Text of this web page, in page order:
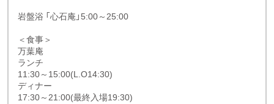
岩盤浴 「心石庵」5:00～25:00
＜食事＞
万葉庵
ランチ
11:30～15:00(L.O14:30)
ディナー
17:30～21:00(最終入場19:30)